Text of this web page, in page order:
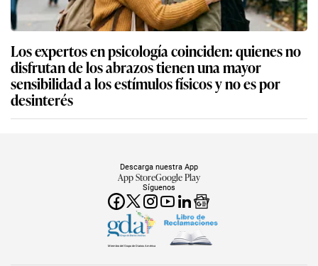
Los expertos en psicología coinciden: quienes no
disfrutan de los abrazos tienen una mayor
sensibilidad a los estímulos físicos y no es por
desinterés
Síguenos
Descarga nuestra App
App StoreGoogle Play
Miembro del Grupo de Diarios América